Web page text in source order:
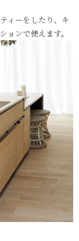
ィーをしたり、キ
ョンで使えます。